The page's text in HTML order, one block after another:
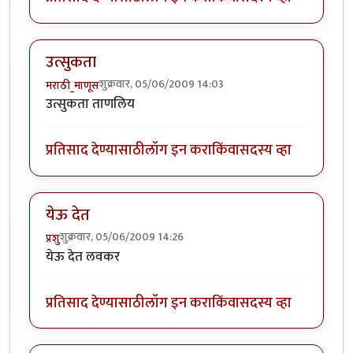
उत्सुकता
मराठी_माणूसशुक्रवार, 05/06/2009 14:03
उत्सुकता ताणलिय
प्रतिसाद देण्यासाठीलॉग इन कराकिंवासदस्य व्हा
येऊ देत
प्रशुशुक्रवार, 05/06/2009 14:26
येऊ देत लवकर
प्रतिसाद देण्यासाठीलॉग इन कराकिंवासदस्य व्हा